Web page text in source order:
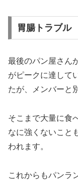
胃腸トラブル
最後のパン屋さん
がピークに達して
たが、メンバーと
そこまで大量に食
なに強くないこと
われます。
これからもパンラ